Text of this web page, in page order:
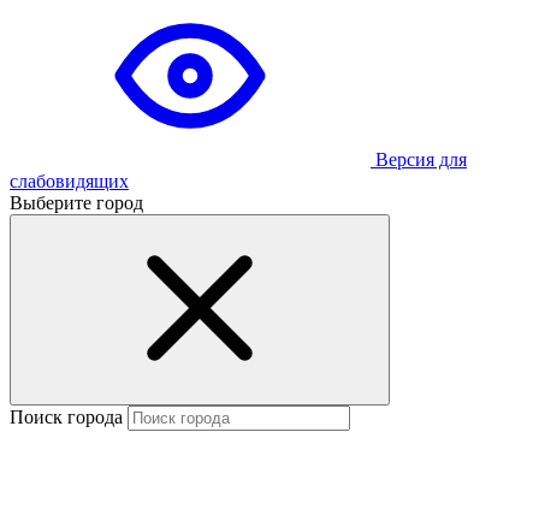
Версия для
слабовидящих
Выберите город
Поиск города